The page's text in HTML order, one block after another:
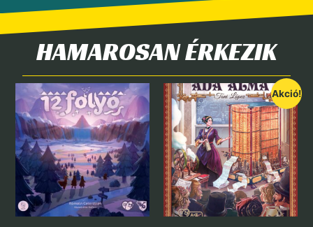
HAMAROSAN ÉRKEZIK
Akció!